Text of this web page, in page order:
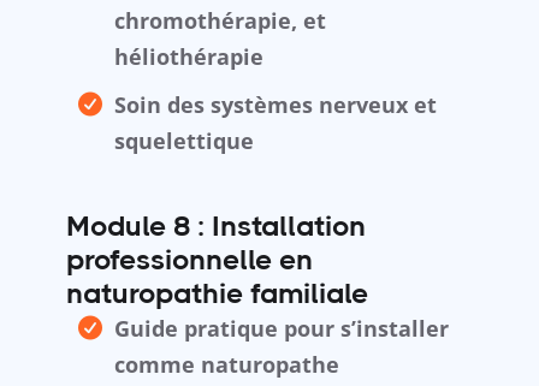
chromothérapie, et
héliothérapie
Soin des systèmes nerveux et
squelettique
Module 8 : Installation
professionnelle en
naturopathie familiale
Guide pratique pour s’installer
comme naturopathe